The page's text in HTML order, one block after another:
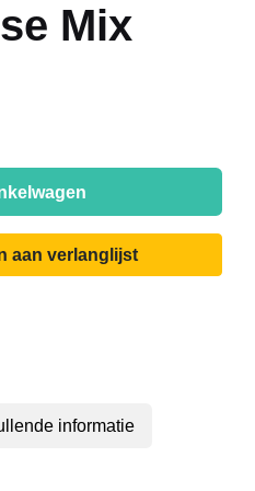
Mix
aan verlanglijst
informatie